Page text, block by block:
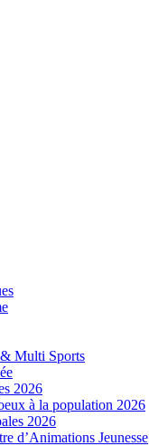
Multi Sports
2026
à la population 2026
2026
d’Animations Jeunesse